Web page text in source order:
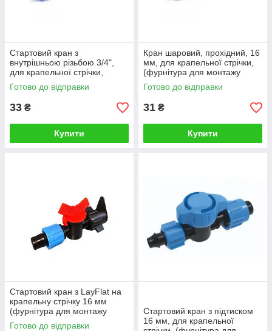
Стартовий кран з
внутрішньою різьбою 3/4",
для крапельної стрічки,
(фурнітура для монтажу
крапельного поливу)
Готово до відправки
33 ₴
Купити
Кран шаровий, прохідний, 16
мм, для крапельної стрічки,
(фурнітура для монтажу
крапельного поливу)
Готово до відправки
31 ₴
Купити
Стартовий кран з LayFlat на
крапельну стрічку 16 мм
(фурнітура для монтажу
крапельного поливу)
Готово до відправки
Стартовий кран з підтиском
16 мм, для крапельної